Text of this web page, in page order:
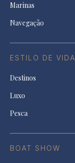
Marinas
Navegação
ESTILO DE VIDA
Destinos
Luxo
Pesca
BOAT SHOW